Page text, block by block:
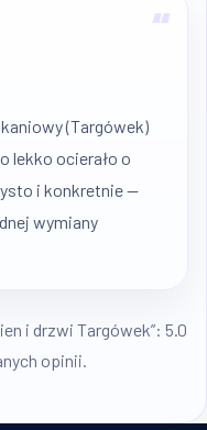
“
(Targówek)
lekko ocierało o
i konkretnie —
wymiany
i drzwi Targówek”: 5.0
opinii.